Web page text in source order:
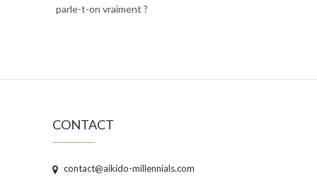
parle-t-on vraiment ?
CONTACT
contact@aikido-millennials.com